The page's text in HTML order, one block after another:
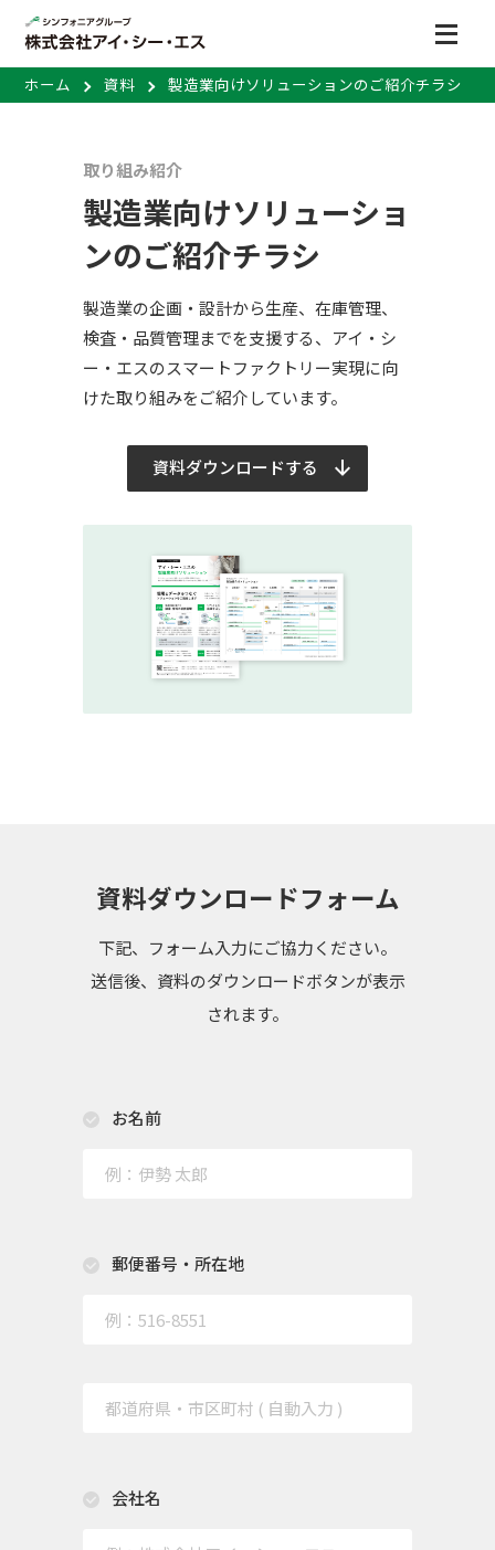
ホーム 資料 製造業向けソリューションのご紹介チラシ
取り組み紹介
製造業向けソリューショ
ンのご紹介チラシ
製造業の企画・設計から生産、在庫管理、
検査・品質管理までを支援する、アイ・シ
ー・エスのスマートファクトリー実現に向
けた取り組みをご紹介しています。
資料ダウンロードする
資料ダウンロードフォーム
下記、フォーム入力にご協力ください。
送信後、資料のダウンロードボタンが表示
されます。
お名前
郵便番号・所在地
会社名